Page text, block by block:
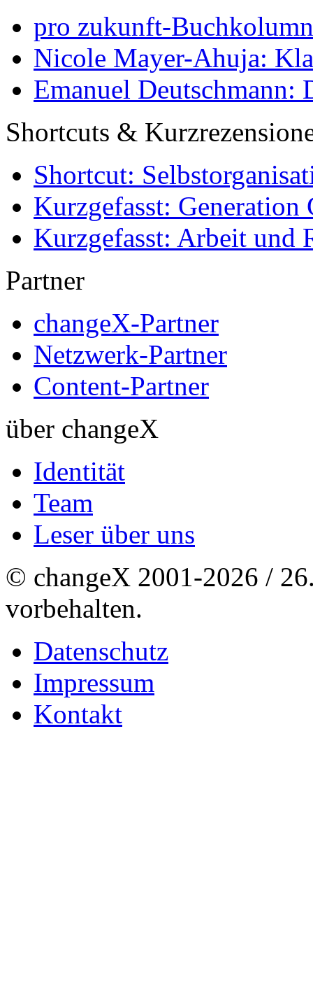
pro zukunft-
Nicole Mayer-Ahuja:
Emanuel Deutschmann:
Shortcuts &
Shortcut:
Kurzgefasst: Generation
Kurzgefasst: Arbeit und
Partner
changeX-Partner
Netzwerk-Partner
Content-Partner
über changeX
Identität
Team
Leser über uns
© changeX 2001-2026 /
vorbehalten.
Datenschutz
Impressum
Kontakt